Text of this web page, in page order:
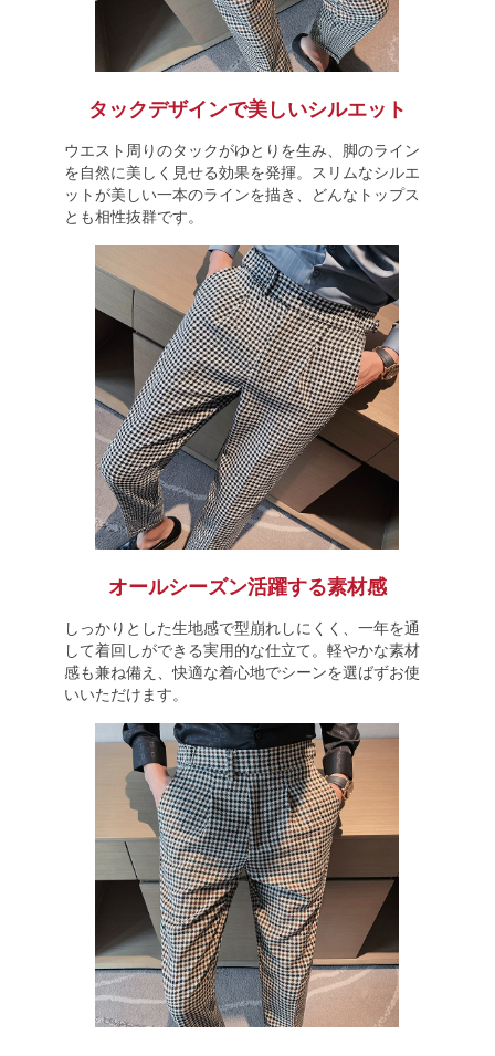
タックデザインで美しいシルエット
ウエスト周りのタックがゆとりを生み、脚のライン
を自然に美しく見せる効果を発揮。スリムなシルエ
ットが美しい一本のラインを描き、どんなトップス
とも相性抜群です。
オールシーズン活躍する素材感
しっかりとした生地感で型崩れしにくく、一年を通
して着回しができる実用的な仕立て。軽やかな素材
感も兼ね備え、快適な着心地でシーンを選ばずお使
いいただけます。